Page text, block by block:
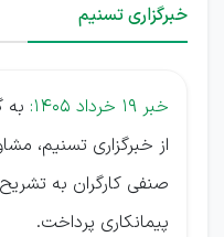
خبرگزاری تسنیم
خبر 19 خرداد 1405:
به
از خبرگزاری تسنیم،
صنفی کارگران به
پیمانکاری پرداخت.